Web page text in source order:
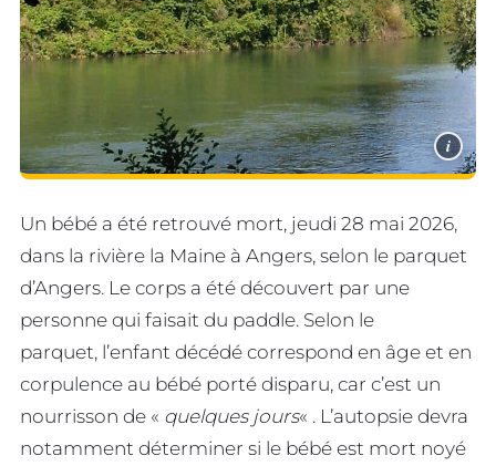
i
Un bébé a été retrouvé mort, jeudi 28 mai 2026,
dans la rivière la Maine à Angers, selon le parquet
d’Angers. Le corps a été découvert par une
personne qui faisait du paddle. Selon le
parquet, l’enfant décédé correspond en âge et en
corpulence au bébé porté disparu, car c’est un
nourrisson de « quelques jours« . L’autopsie devra
notamment déterminer si le bébé est mort noyé